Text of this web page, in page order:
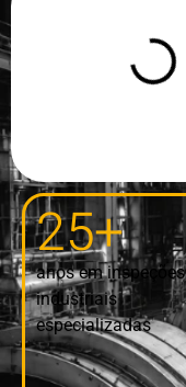
25+
anos em inspeções
industriais
especializadas